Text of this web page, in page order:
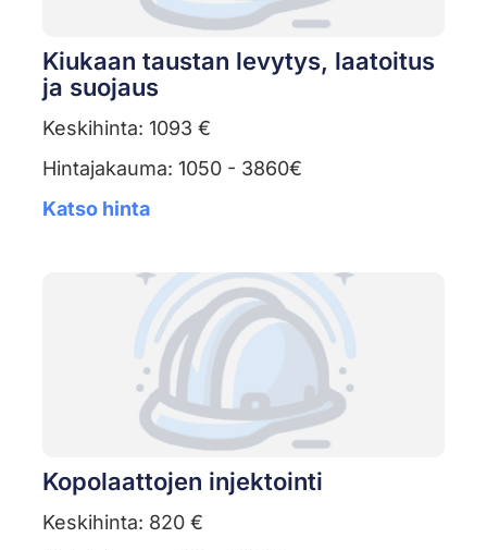
Kiukaan taustan levytys, laatoitus
ja suojaus
Keskihinta: 1093 €
Hintajakauma: 1050 - 3860€
Katso hinta
Kopolaattojen injektointi
Keskihinta: 820 €